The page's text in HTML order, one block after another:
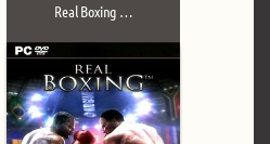
Real Boxing …